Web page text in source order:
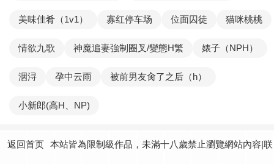
美味佳肴（1v1） 寡红停车场 位面囚徒 猫咪桃桃
情欲九歌 神魔追妻強制圈叉/變態H繁 婊子（NPH）
洇浔 孕中云雨 被前男友肏了之后（h）
小新郎(高H、NP)
返回首页 本站皆為限制級作品，未滿十八歲禁止瀏覽網站內容|联